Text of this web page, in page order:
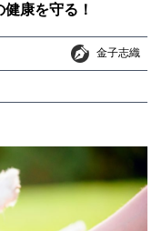
康を守る！
金子志織
金子志織